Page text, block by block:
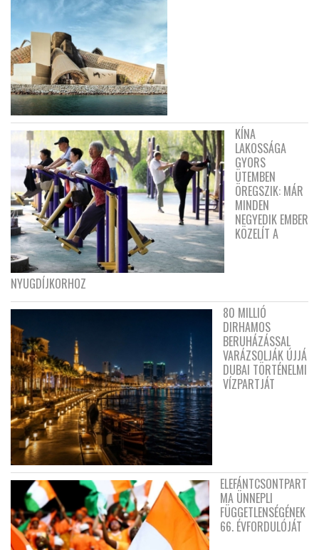
KÍNA
LAKOSSÁGA
GYORS
ÜTEMBEN
ÖREGSZIK: MÁR
MINDEN
NEGYEDIK EMBER
KÖZELÍT A
NYUGDÍJKORHOZ
80 MILLIÓ
DIRHAMOS
BERUHÁZÁSSAL
VARÁZSOLJÁK ÚJJÁ
DUBAI TÖRTÉNELMI
VÍZPARTJÁT
ELEFÁNTCSONTPART
MA ÜNNEPLI
FÜGGETLENSÉGÉNEK
66. ÉVFORDULÓJÁT